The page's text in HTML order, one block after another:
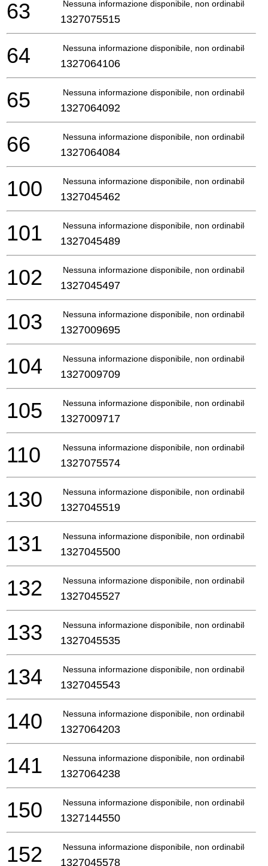
Nessuna informazione disponibile, non ordinabile
63 1327075515
Nessuna informazione disponibile, non ordinabile
64 1327064106
Nessuna informazione disponibile, non ordinabile
65 1327064092
Nessuna informazione disponibile, non ordinabile
66 1327064084
Nessuna informazione disponibile, non ordinabile
100 1327045462
Nessuna informazione disponibile, non ordinabile
101 1327045489
Nessuna informazione disponibile, non ordinabile
102 1327045497
Nessuna informazione disponibile, non ordinabile
103 1327009695
Nessuna informazione disponibile, non ordinabile
104 1327009709
Nessuna informazione disponibile, non ordinabile
105 1327009717
Nessuna informazione disponibile, non ordinabile
110 1327075574
Nessuna informazione disponibile, non ordinabile
130 1327045519
Nessuna informazione disponibile, non ordinabile
131 1327045500
Nessuna informazione disponibile, non ordinabile
132 1327045527
Nessuna informazione disponibile, non ordinabile
133 1327045535
Nessuna informazione disponibile, non ordinabile
134 1327045543
Nessuna informazione disponibile, non ordinabile
140 1327064203
Nessuna informazione disponibile, non ordinabile
141 1327064238
Nessuna informazione disponibile, non ordinabile
150 1327144550
Nessuna informazione disponibile, non ordinabile
152 1327045578